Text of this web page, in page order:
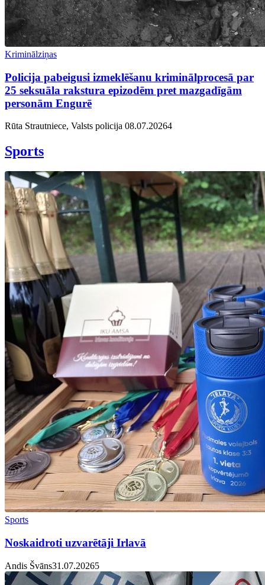
Kriminālziņas
Policija pabeigusi izmeklēšanu kriminālprocesā par
25 seksuāla rakstura epizodēm pret mazgadīgām
personām Engurē
Rūta Strautniece, Valsts policija 08.07.20264
Sports
Sports
Noskaidroti uzvarētāji Irlavā
Andis Švāns31.07.20265